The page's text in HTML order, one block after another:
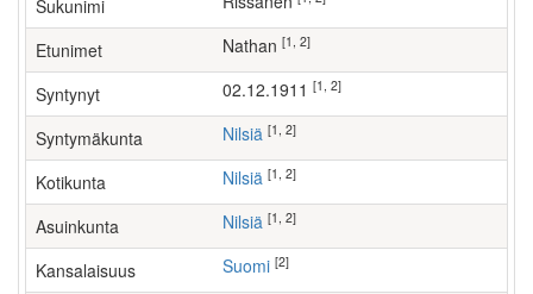
Sukunimi
Etunimet Nathan [1, 2]
Syntynyt 02.12.1911 [1, 2]
Syntymäkunta Nilsiä [1, 2]
Kotikunta Nilsiä [1, 2]
Asuinkunta Nilsiä [1, 2]
Kansalaisuus Suomi [2]